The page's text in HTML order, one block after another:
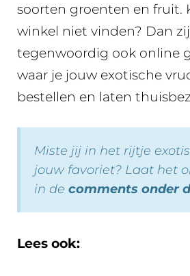
soorten groenten en fruit.
winkel niet vinden? Dan
tegenwoordig ook online
waar je jouw exotische
bestellen en laten
Miste jij in het rijtje
jouw favoriet? Laat het
in de comments onder
Lees ook: